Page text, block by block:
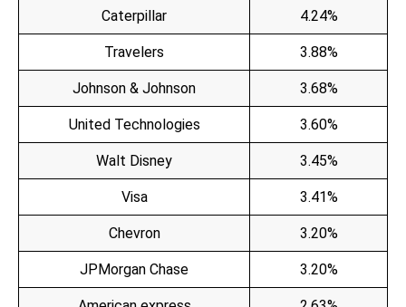
Caterpillar 4.24%
Travelers 3.88%
Johnson & Johnson 3.68%
United Technologies 3.60%
Walt Disney 3.45%
Visa 3.41%
Chevron 3.20%
JPMorgan Chase 3.20%